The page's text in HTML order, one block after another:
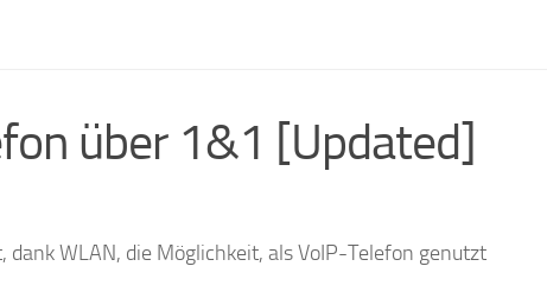
über 1&1 [Updated]
WLAN, die Möglichkeit, als VoIP-Telefon genutzt